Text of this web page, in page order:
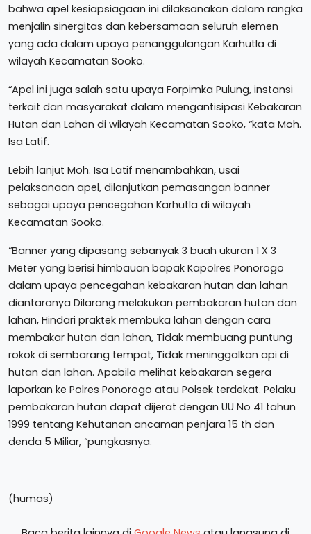
bahwa apel kesiapsiagaan ini dilaksanakan dalam rangka
menjalin sinergitas dan kebersamaan seluruh elemen
yang ada dalam upaya penanggulangan Karhutla di
wilayah Kecamatan Sooko.
“Apel ini juga salah satu upaya Forpimka Pulung, instansi
terkait dan masyarakat dalam mengantisipasi Kebakaran
Hutan dan Lahan di wilayah Kecamatan Sooko, “kata Moh.
Isa Latif.
Lebih lanjut Moh. Isa Latif menambahkan, usai
pelaksanaan apel, dilanjutkan pemasangan banner
sebagai upaya pencegahan Karhutla di wilayah
Kecamatan Sooko.
“Banner yang dipasang sebanyak 3 buah ukuran 1 X 3
Meter yang berisi himbauan bapak Kapolres Ponorogo
dalam upaya pencegahan kebakaran hutan dan lahan
diantaranya Dilarang melakukan pembakaran hutan dan
lahan, Hindari praktek membuka lahan dengan cara
membakar hutan dan lahan, Tidak membuang puntung
rokok di sembarang tempat, Tidak meninggalkan api di
hutan dan lahan. Apabila melihat kebakaran segera
laporkan ke Polres Ponorogo atau Polsek terdekat. Pelaku
pembakaran hutan dapat dijerat dengan UU No 41 tahun
1999 tentang Kehutanan ancaman penjara 15 th dan
denda 5 Miliar, “pungkasnya.
(humas)